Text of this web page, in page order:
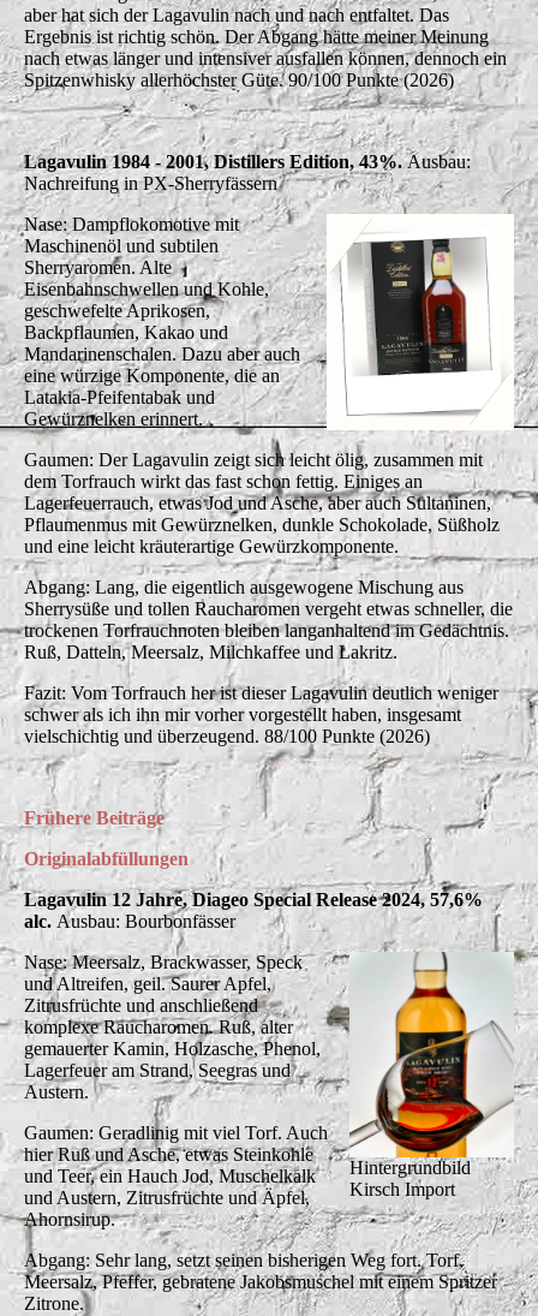
aber hat sich der Lagavulin nach und nach entfaltet. Das
Ergebnis ist richtig schön. Der Abgang hätte meiner Meinung
nach etwas länger und intensiver ausfallen können, dennoch ein
Spitzenwhisky allerhöchster Güte. 90/100 Punkte (2026)
Lagavulin 1984 - 2001, Distillers Edition, 43%.Ausbau:
Nachreifung in PX-Sherryfässern
Nase: Dampflokomotive mit
Maschinenöl und subtilen
Sherryaromen. Alte
Eisenbahnschwellen und Kohle,
geschwefelte Aprikosen,
Backpflaumen, Kakao und
Mandarinenschalen. Dazu aber auch
eine würzige Komponente, die an
Latakia-Pfeifentabak und
Gewürznelken erinnert.
Gaumen: Der Lagavulin zeigt sich leicht ölig, zusammen mit
dem Torfrauch wirkt das fast schon fettig. Einiges an
Lagerfeuerrauch, etwas Jod und Asche, aber auch Sultaninen,
Pflaumenmus mit Gewürznelken, dunkle Schokolade, Süßholz
und eine leicht kräuterartige Gewürzkomponente.
Abgang: Lang, die eigentlich ausgewogene Mischung aus
Sherrysüße und tollen Raucharomen vergeht etwas schneller, die
trockenen Torfrauchnoten bleiben langanhaltend im Gedächtnis.
Ruß, Datteln, Meersalz, Milchkaffee und Lakritz.
Fazit: Vom Torfrauch her ist dieser Lagavulin deutlich weniger
schwer als ich ihn mir vorher vorgestellt haben, insgesamt
vielschichtig und überzeugend. 88/100 Punkte (2026)
FrühereBeiträge
Originalabfüllungen
Lagavulin 12 Jahre, Diageo Special Release 2024, 57,6%
alc. Ausbau: Bourbonfässer
Hintergrundbild
Kirsch Import
Nase: Meersalz, Brackwasser, Speck
und Altreifen, geil. Saurer Apfel,
Zitrusfrüchte und anschließend
komplexe Raucharomen. Ruß, alter
gemauerter Kamin, Holzasche, Phenol,
Lagerfeuer am Strand, Seegras und
Austern.
Gaumen: Geradlinig mit viel Torf. Auch
hier Ruß und Asche, etwas Steinkohle
und Teer, ein Hauch Jod, Muschelkalk
und Austern, Zitrusfrüchte und Äpfel,
Ahornsirup.
Abgang: Sehr lang, setzt seinen bisherigen Weg fort. Torf,
Meersalz, Pfeffer, gebratene Jakobsmuschel mit einem Spritzer
Zitrone.